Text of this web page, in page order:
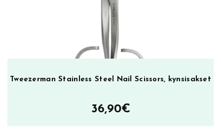
Tweezerman Stainless Steel Nail Scissors, kynsisakset
36,90€